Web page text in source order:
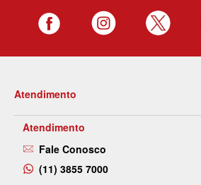
Atendimento
Atendimento
Fale Conosco
(11) 3855 7000